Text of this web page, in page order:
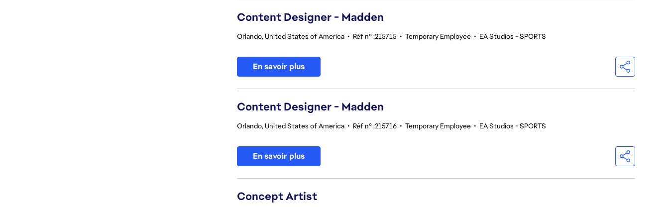
Content Designer - Madden
Orlando, United States of America • Réf n° :215715 • Temporary Employee • EA Studios - SPORTS
En savoir plus
Content Designer - Madden
Orlando, United States of America • Réf n° :215716 • Temporary Employee • EA Studios - SPORTS
En savoir plus
Concept Artist